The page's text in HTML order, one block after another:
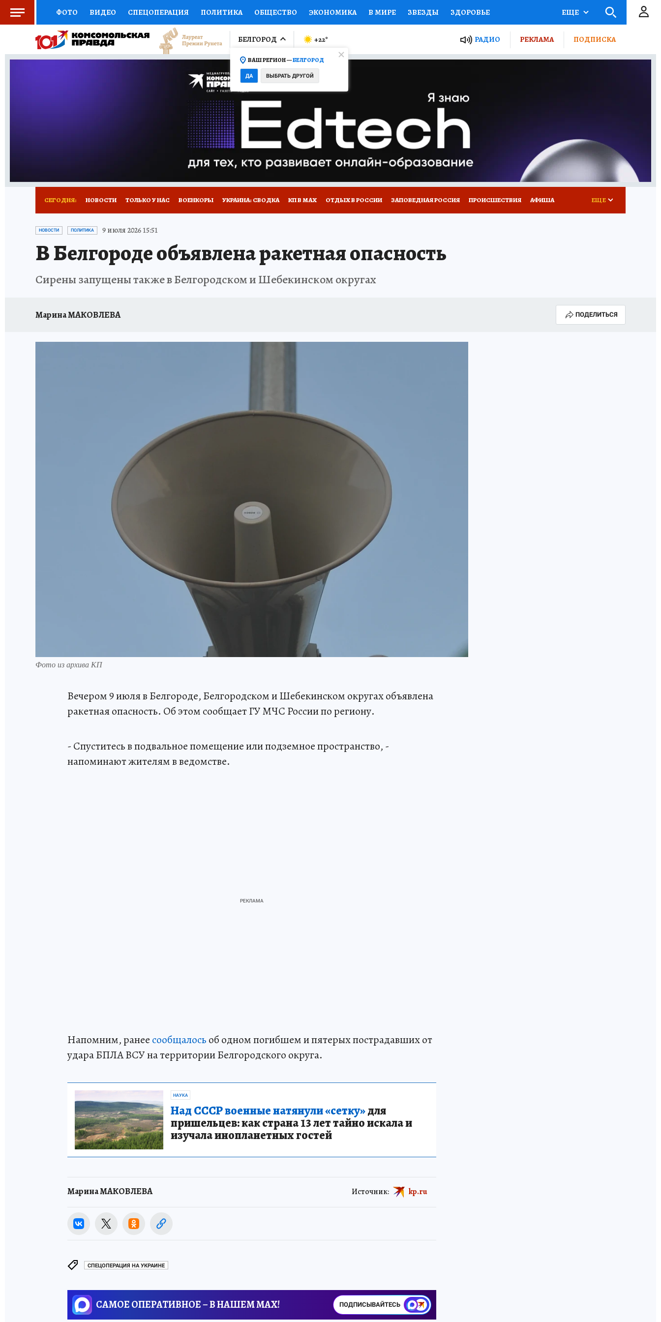
ФОТО ВИДЕО СПЕЦОПЕРАЦИЯ ПОЛИТИКА ОБЩЕСТВО ЭКОНОМИКА В МИРЕ ЗВЕЗДЫ ЗДОРОВЬЕ
СОЦПОДДЕРЖКА НАУКА СПОРТ КОЛУМНИСТЫ ПРОИСШЕСТВИЯ НАЦИОНАЛЬНЫЕ ПРОЕКТЫ РОССИИ
ВЫБОР ЭКСПЕРТОВ ДОКТОР ФИНАНСЫ ОТКРЫВАЕМ МИР Я ЗНАЮ СЕМЬЯ ЖЕНСКИЕ СЕКРЕТЫ ПУТЕВОДИТЕЛЬ
ПРОГНОЗЫ НА СПОРТ ПРОМОКОДЫ СЕРИАЛЫ
ТЕЛЕВИЗОР КОЛЛЕКЦИИ КОНКУРСЫ ГИД ПОТРЕБИТЕЛЯ
НОВОЕ НА САЙТЕ
ЕЩЕ
БЕЛГОРОД
ВАШ РЕГИОН —БЕЛГОРОД
ДА ВЫБРАТЬ ДРУГОЙ
+22° РАДИО РЕКЛАМА ПОДПИСКА
СЕГОДНЯ: НОВОСТИ ТОЛЬКО У НАС ВОЕНКОРЫ УКРАИНА: СВОДКА КП В МАХ ОТДЫХ В РОССИИ ЗАПОВЕДНАЯ РОССИЯ ПРОИСШЕСТВИЯ АФИША
ИСПЫТАНО НА СЕБЕ
ЕЩЕ
НОВОСТИ ПОЛИТИКА 9 июля 2026 15:51
В Белгороде объявлена ракетная опасность
Сирены запущены также в Белгородском и Шебекинском округах
Марина МАКОВЛЕВА ПОДЕЛИТЬСЯ
Фото из архива КП
Вечером 9 июля в Белгороде, Белгородском и Шебекинском округах объявлена
ракетная опасность. Об этом сообщает ГУ МЧС России по региону.
- Спуститесь в подвальное помещение или подземное пространство, -
напоминают жителям в ведомстве.
Напомним, ранее сообщалось об одном погибшем и пятерых пострадавших от
удара БПЛА ВСУ на территории Белгородского округа.
НАУКА
Над СССР военные натянули «сетку»для
пришельцев: как страна 13 лет тайно искала и
изучала инопланетных гостей
Марина МАКОВЛЕВА Источник: kp.ru
СПЕЦОПЕРАЦИЯ НА УКРАИНЕ
САМОЕ ОПЕРАТИВНОЕ – В НАШЕМ MAX! ПОДПИСЫВАЙТЕСЬ